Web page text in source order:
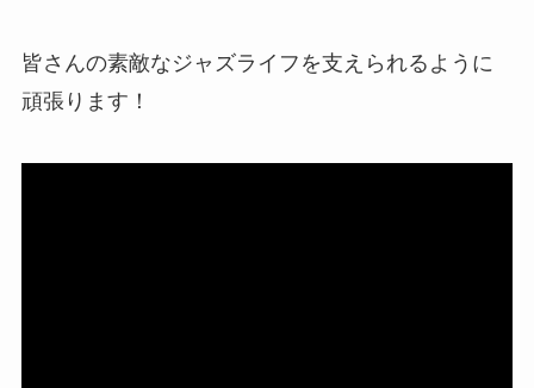
皆さんの素敵なジャズライフを支えられるように
頑張ります！